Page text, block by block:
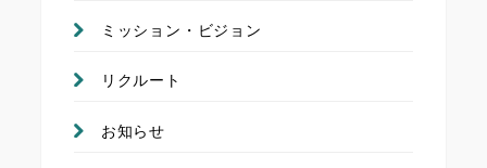
ミッション・ビジョン
リクルート
お知らせ